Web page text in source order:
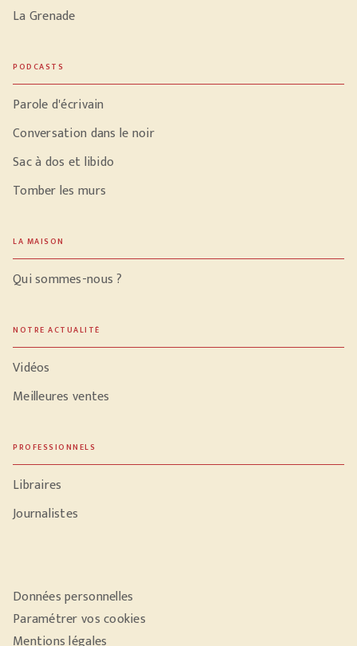
La Grenade
PODCASTS
Parole d'écrivain
Conversation dans le noir
Sac à dos et libido
Tomber les murs
LA MAISON
Qui sommes-nous ?
NOTRE ACTUALITÉ
Vidéos
Meilleures ventes
PROFESSIONNELS
Libraires
Journalistes
Données personnelles
Paramétrer vos cookies